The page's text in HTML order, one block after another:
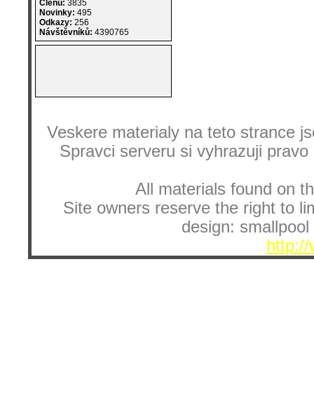
Členů: 3835
Novinky: 495
Odkazy: 256
Návštěvníků: 4390765
Veskere materialy na teto strance
Spravci serveru si vyhrazuji
All materials found on
Site owners reserve the right to
design:
http://